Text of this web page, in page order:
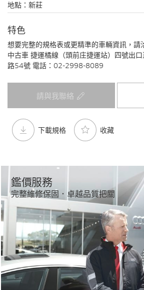
地點： 新莊
特色
想要完整的規格表或更精準的車輛資訊，
中古車 捷運橘線（頭前庄捷運站）四號出
路54號 電話：02-2998-8089
請與我聯絡
下載規格 收藏
鑑價服務
完整維修保固．卓越品質把關